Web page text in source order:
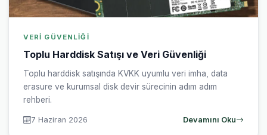
VERI GÜVENLIĞI
Toplu Harddisk Satışı ve Veri Güvenliği
Toplu harddisk satışında KVKK uyumlu veri imha, data
erasure ve kurumsal disk devir sürecinin adım adım
rehberi.
7 Haziran 2026 Devamını Oku